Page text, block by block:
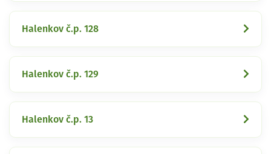
Halenkov č.p. 128
Halenkov č.p. 129
Halenkov č.p. 13